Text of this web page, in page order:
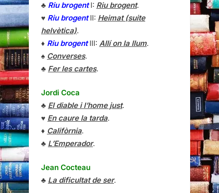
♣ Riu brogentI: Riu brogent.
♥ Riu brogentII: Heimat (suite
helvètica).
♦ Riu brogentIII: Allí on la llum.
♠ Converses.
♣ Fer les cartes.
Jordi Coca
♣ El diable i l’home just.
♥ En caure la tarda.
♦ Califòrnia.
♣ L’Emperador.
Jean Cocteau
♣ La dificultat de ser.